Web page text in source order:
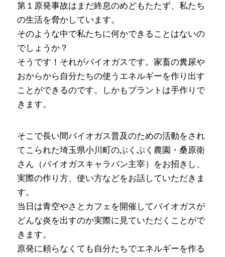
第１原発事故はまだ終息のめどもたたず、私たち
の生活を脅かしています。
そのような中で私たちに何かできることはないの
でしょうか？
そうです！それがバイオガスです。家畜の糞尿や
おからから自分たちの使うエネルギーを作り出す
ことができるのです。しかもプラントは手作りで
きます。
そこで長い間バイオガス普及のための活動をされ
てこられた埼玉県小川町のぶくぶく農園・桑原衛
さん（バイオガスキャラバン主宰）をお招きし、
実際の作り方、使い方などをお話していただきま
す。
当日は青空やさとカフェを開催してバイオガスが
どんな炎を出すのか実際に見ていただくことがで
きます。
原発に頼らなくても自分たちでエネルギーを作る